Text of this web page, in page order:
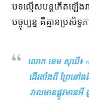
បទល្មើស​បន្ត​កើតឡើង​
បច្ចុប្បន្ន គឺ​គ្មាន​ប្រសិទ្ធ
លោក ខេម សុឃី៖ «
ដើរ​តាំងពី ព្រៃ​ន
វាល​មាន​ផ្លូវ​មាន